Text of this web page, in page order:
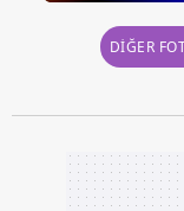
DİĞER